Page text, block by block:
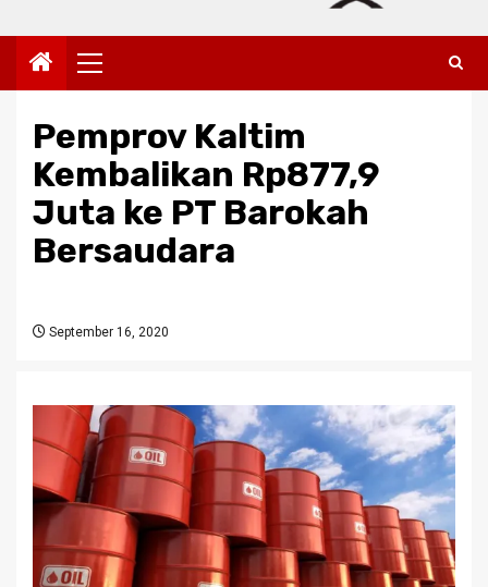
Primary
Menu
Pemprov Kaltim
Kembalikan Rp877,9
Juta ke PT Barokah
Bersaudara
September 16, 2020